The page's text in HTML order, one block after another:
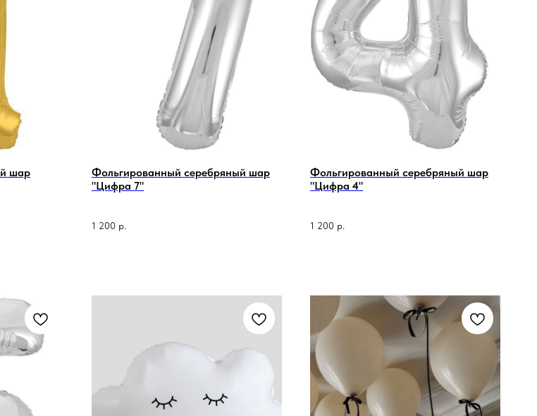
шар
Фольгированный серебряный шар
"Цифра 7"
1 200 р.
Фольгированный серебряный шар
"Цифра 4"
1 200 р.